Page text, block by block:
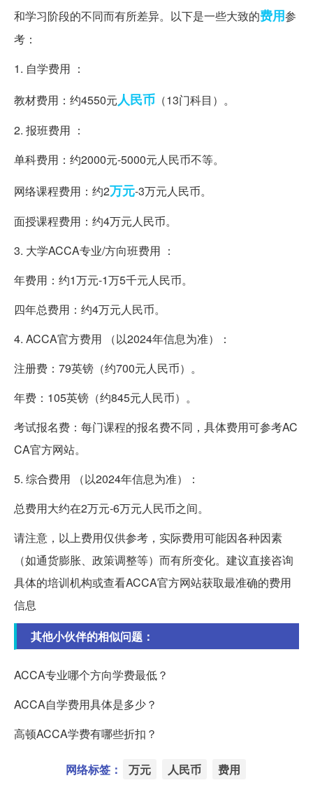
和学习阶段的不同而有所差异。以下是一些大致的费用参
考：
1. 自学费用 ：
教材费用：约4550元人民币 （13门科目）。
2. 报班费用 ：
单科费用：约2000元-5000元人民币不等。
网络课程费用：约2万元-3万元人民币。
面授课程费用：约4万元人民币。
3. 大学ACCA专业/方向班费用 ：
年费用：约1万元-1万5千元人民币。
四年总费用：约4万元人民币。
4. ACCA官方费用 （以2024年信息为准）：
注册费：79英镑（约700元人民币）。
年费：105英镑（约845元人民币）。
考试报名费：每门课程的报名费不同，具体费用可参考AC
CA官方网站。
5. 综合费用 （以2024年信息为准）：
总费用大约在2万元-6万元人民币之间。
请注意，以上费用仅供参考，实际费用可能因各种因素
（如通货膨胀、政策调整等）而有所变化。建议直接咨询
具体的培训机构或查看ACCA官方网站获取最准确的费用
信息
其他小伙伴的相似问题：
ACCA专业哪个方向学费最低？
ACCA自学费用具体是多少？
高顿ACCA学费有哪些折扣？
网络标签： 万元 人民币 费用